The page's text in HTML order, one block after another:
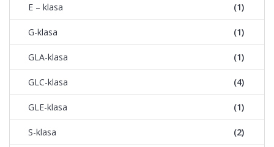
E – klasa (1)
G-klasa (1)
GLA-klasa (1)
GLC-klasa (4)
GLE-klasa (1)
S-klasa (2)